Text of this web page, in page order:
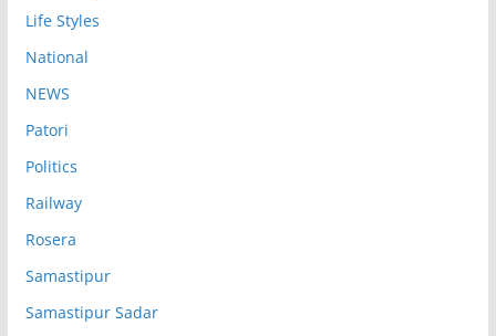
Life Styles
National
NEWS
Patori
Politics
Railway
Rosera
Samastipur
Samastipur Sadar